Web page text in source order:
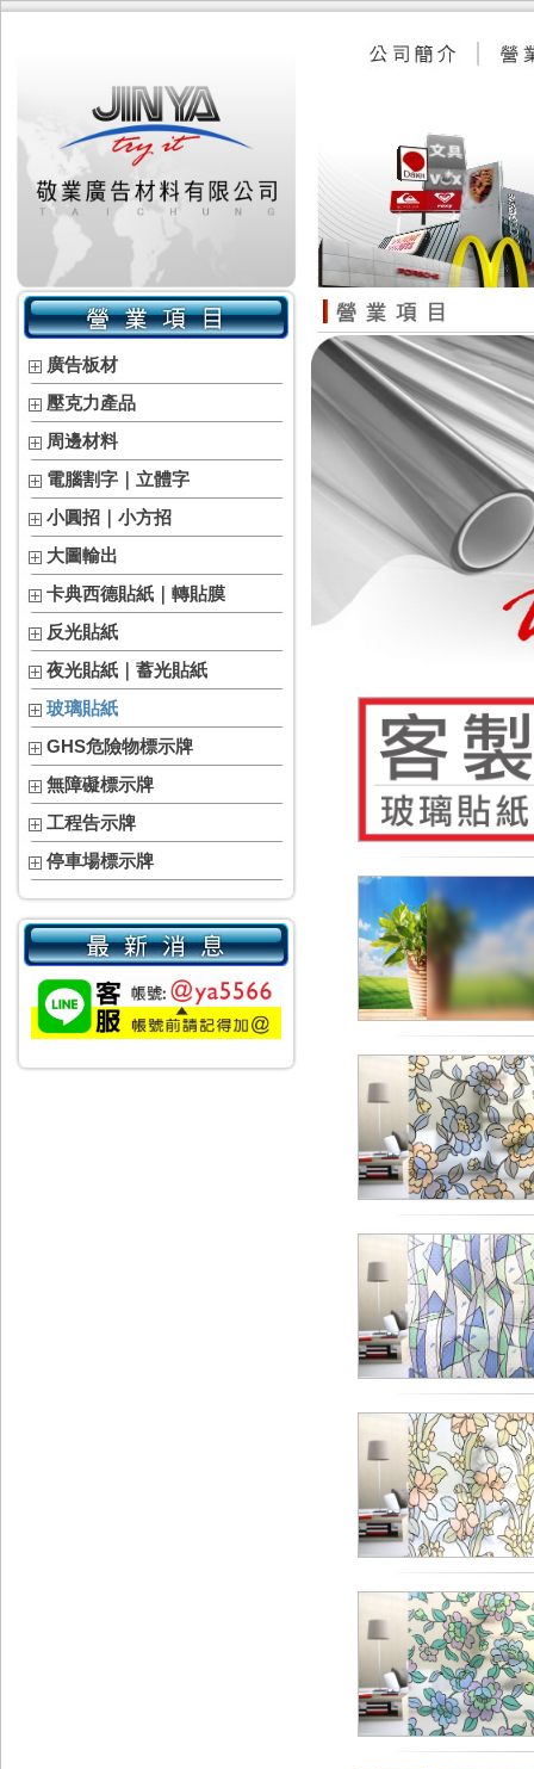
廣告板材
壓克力產品
周邊材料
電腦割字｜立體字
小圓招｜小方招
大圖輸出
卡典西德貼紙｜轉貼膜
反光貼紙
夜光貼紙｜蓄光貼紙
玻璃貼紙
GHS危險物標示牌
無障礙標示牌
工程告示牌
停車場標示牌